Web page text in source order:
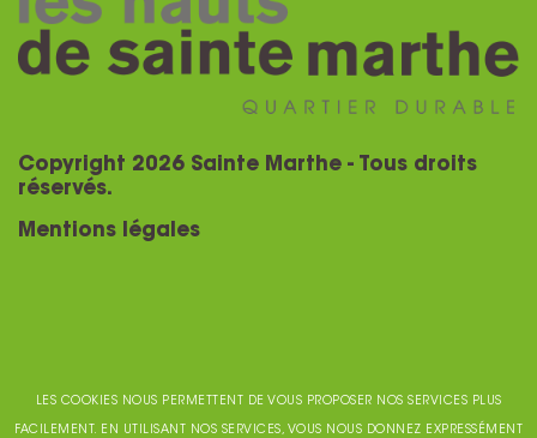
Copyright 2026 Sainte Marthe - Tous droits
réservés.
Mentions légales
LES COOKIES NOUS PERMETTENT DE VOUS PROPOSER NOS SERVICES PLUS
FACILEMENT. EN UTILISANT NOS SERVICES, VOUS NOUS DONNEZ EXPRESSÉMENT